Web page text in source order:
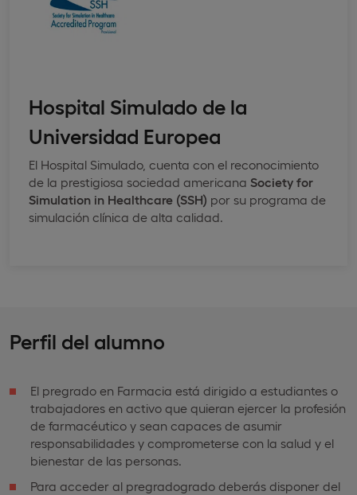
Hospital Simulado de la
Universidad Europea
El Hospital Simulado, cuenta con el reconocimiento
de la prestigiosa sociedad americana Society for
Simulation in Healthcare (SSH) por su programa de
simulación clínica de alta calidad.
Perfil del alumno
El pregrado en Farmacia está dirigido a estudiantes o
trabajadores en activo que quieran ejercer la profesión
de farmacéutico y sean capaces de asumir
responsabilidades y comprometerse con la salud y el
bienestar de las personas.
Para acceder al pregradogrado deberás disponer del